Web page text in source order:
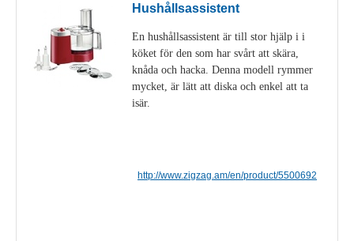
Hushållsassistent
En hushållsassistent är till stor hjälp i i
köket för den som har svårt att skära,
knåda och hacka. Denna modell rymmer
mycket, är lätt att diska och enkel att ta
isär.
http://www.zigzag.am/en/product/5500692